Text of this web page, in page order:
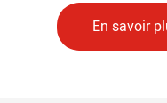
En savoir